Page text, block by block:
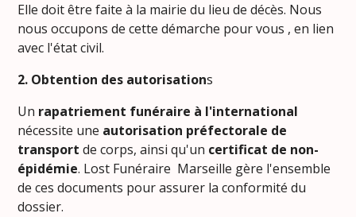
Elle doit être faite à la mairie du lieu de décès. Nous
nous occupons de cette démarche pour vous , en lien
avec l'état civil.
2. Obtention des autorisations
Un rapatriement funéraire à l'international
nécessite une autorisation préfectorale de
transport de corps, ainsi qu'un certificat de non-
épidémie. Lost Funéraire Marseille gère l'ensemble
de ces documents pour assurer la conformité du
dossier.